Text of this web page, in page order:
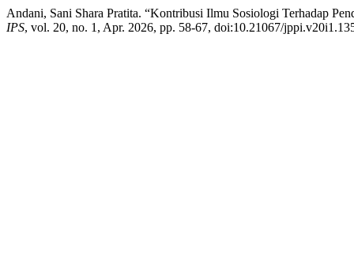
Andani, Sani Shara Pratita. “Kontribusi Ilmu Sosiologi Terhadap
IPS, vol. 20, no. 1, Apr. 2026, pp. 58-67, doi:10.21067/